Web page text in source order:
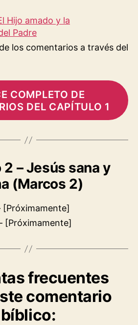
Hijo amado y la
Padre
los comentarios a través del
COMPLETO DE
DEL CAPÍTULO 1
– Jesús sana y
(Marcos 2)
[Próximamente]
[Próximamente]
frecuentes
comentario
bíblico: